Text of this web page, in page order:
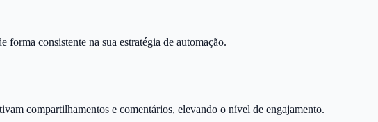
consistente na sua estratégia de automação.
compartilhamentos e comentários, elevando o nível de engajamento.